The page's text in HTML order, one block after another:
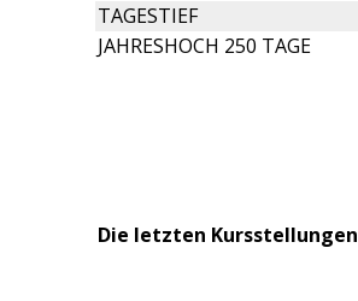
TAGESTIEF
JAHRESHOCH 250 TAGE
Die letzten Kursstellungen